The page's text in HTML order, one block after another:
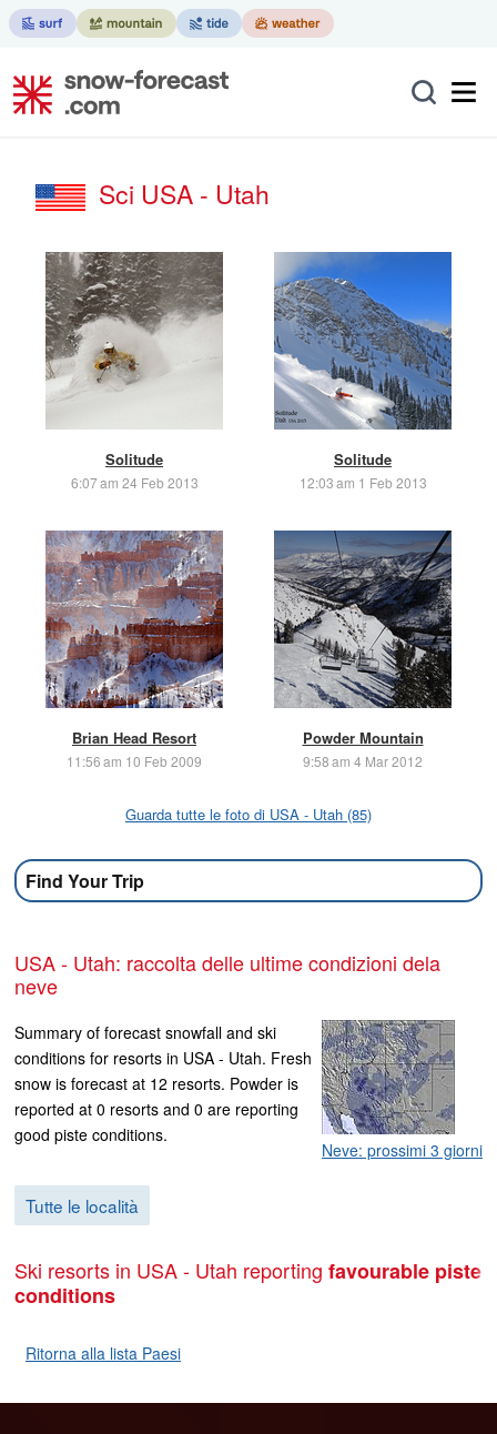
Sci USA - Utah
Solitude
6:07 am 24 Feb 2013
Solitude
12:03 am 1 Feb 2013
Brian Head Resort
11:56 am 10 Feb 2009
Powder Mountain
9:58 am 4 Mar 2012
Guarda tutte le foto di USA - Utah (85)
Find Your Trip
USA - Utah: raccolta delle ultime condizioni dela
neve
Neve: prossimi 3 giorni
Summary of forecast snowfall and ski
conditions for resorts in USA - Utah. Fresh
snow is forecast at 12 resorts. Powder is
reported at 0 resorts and 0 are reporting
good piste conditions.
Tutte le località
Ski resorts in USA - Utah reporting favourable piste
conditions
Ritorna alla lista Paesi